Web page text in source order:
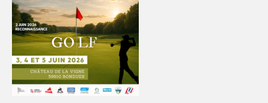
VIDÉOTHÈQUE
LOGOTHÈQUE
AFFICHES
PALMARÈS